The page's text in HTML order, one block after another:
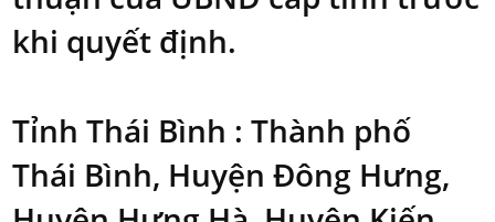
khi quyết định.
Tỉnh Thái Bình : Thành phố
Thái Bình, Huyện Đông Hưng,